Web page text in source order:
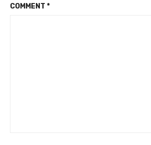
COMMENT *